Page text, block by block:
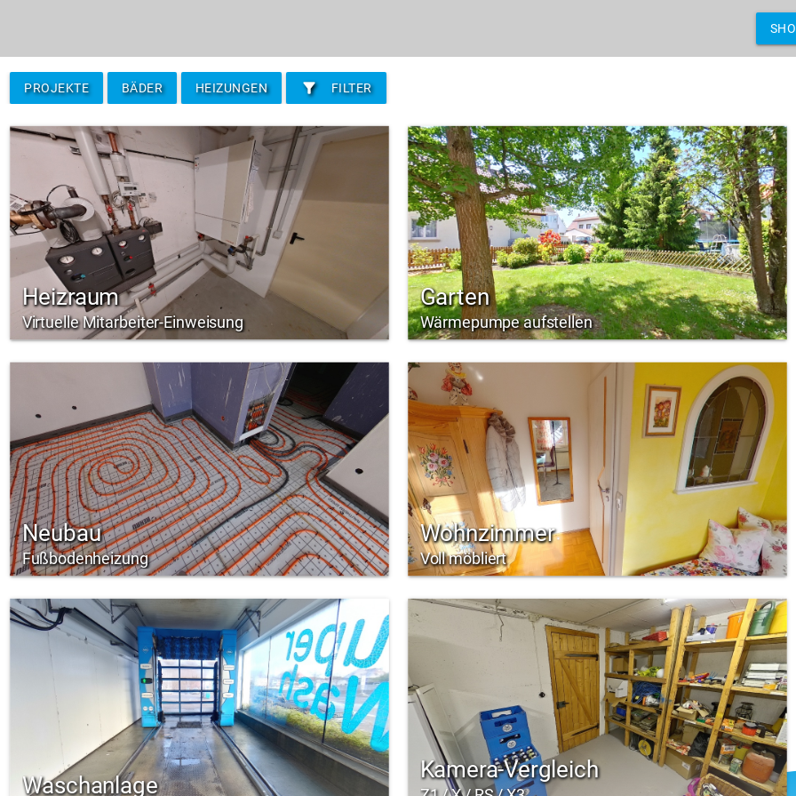
PROJEKTE BÄDER HEIZUNGEN filter_alt FILTER
Heizraum
Virtuelle Mitarbeiter-Einweisung
Garten
Wärmepumpe aufstellen
Neubau
Fußbodenheizung
Wohnzimmer
Voll möbliert
Waschanlage
Kamera-Vergleich